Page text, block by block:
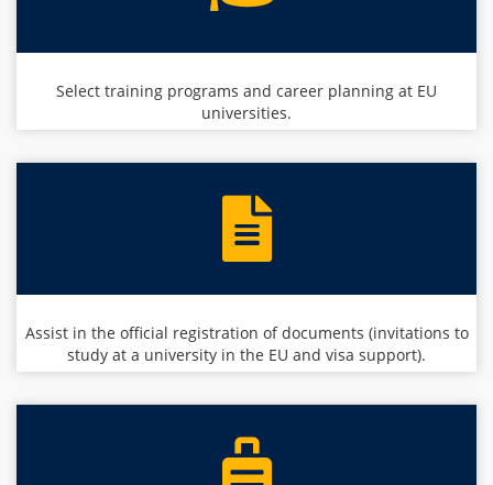
Select training programs and career planning at EU
universities.
Assist in the official registration of documents (invitations to
study at a university in the EU and visa support).